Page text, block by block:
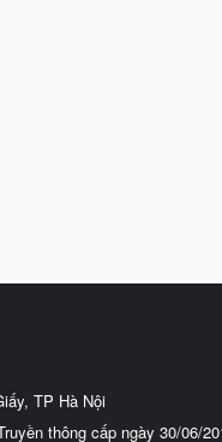
TP Hà Nội
thông cấp ngày 30/06/